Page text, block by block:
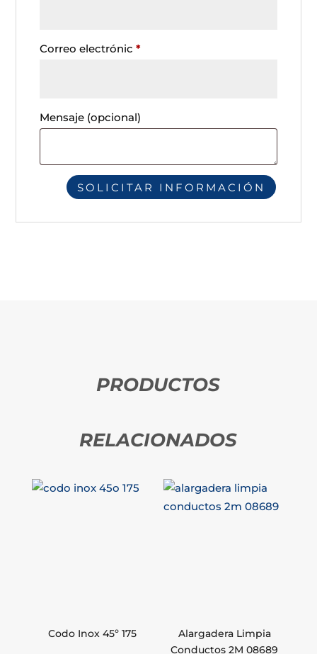
Correo electrónic*
Mensaje (opcional)
PRODUCTOS
RELACIONADOS
Codo Inox 45º 175
Alargadera Limpia
Conductos 2M 08689